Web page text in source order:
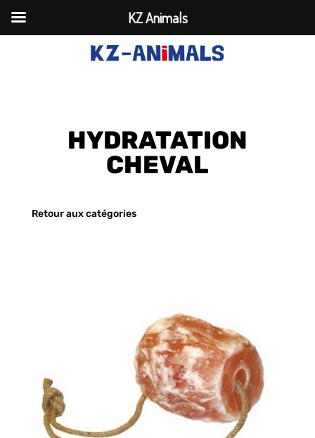
HYDRATATION
CHEVAL
Retour aux catégories
KZ Animals